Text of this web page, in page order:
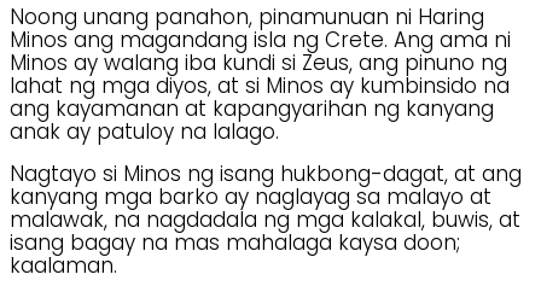
Noong unang panahon, pinamunuan ni Haring
Minos ang magandang isla ng Crete. Ang ama ni
Minos ay walang iba kundi si Zeus, ang pinuno ng
lahat ng mga diyos, at si Minos ay kumbinsido na
ang kayamanan at kapangyarihan ng kanyang
anak ay patuloy na lalago.
Nagtayo si Minos ng isang hukbong-dagat, at ang
kanyang mga barko ay naglayag sa malayo at
malawak, na nagdadala ng mga kalakal, buwis, at
isang bagay na mas mahalaga kaysa doon;
kaalaman.